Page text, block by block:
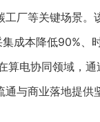
厂等关键场景。
成本降低90%
电协同领域，
与商业落地提供